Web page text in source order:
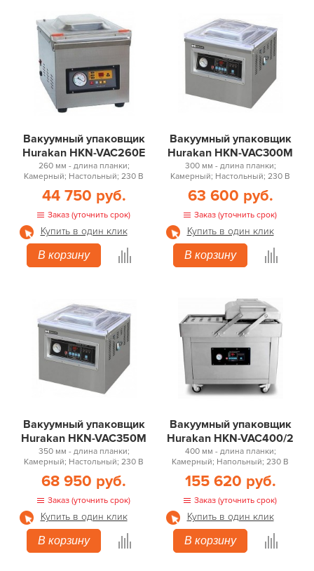
Вакуумный упаковщик
Hurakan HKN-VAC260E
260 мм - длина планки;
Камерный; Настольный; 230 В
44 750 руб.
Заказ (уточнить срок)
Купить в один клик
В корзину
Вакуумный упаковщик
Hurakan HKN-VAC300M
300 мм - длина планки;
Камерный; Настольный; 230 В
63 600 руб.
Заказ (уточнить срок)
Купить в один клик
В корзину
Вакуумный упаковщик
Hurakan HKN-VAC350M
350 мм - длина планки;
Камерный; Настольный; 230 В
68 950 руб.
Заказ (уточнить срок)
Купить в один клик
В корзину
Вакуумный упаковщик
Hurakan HKN-VAC400/2
400 мм - длина планки;
Камерный; Напольный; 230 В
155 620 руб.
Заказ (уточнить срок)
Купить в один клик
В корзину